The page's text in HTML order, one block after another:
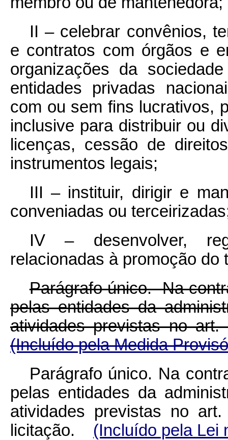
II – celebrar convênios,
e contratos com órgãos e
organizações da
entidades privadas
com ou sem fins lucrativos,
inclusive para distribuir ou
licenças, cessão de
instrumentos legais;
III – instituir, dirigir e
conveniadas ou
IV – desenvolver,
relacionadas à promoção do
Parágrafo único. Na
pelas entidades da
atividades previstas no
(Incluído pela Medida
Parágrafo único. Na
pelas entidades da
atividades previstas no
licitação.
(Incluído pela Lei